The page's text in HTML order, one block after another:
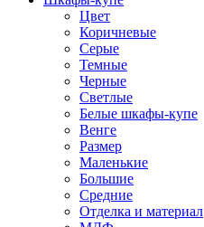
Цвет
Коричневые
Серые
Темные
Черные
Светлые
Белые шкафы-купе
Венге
Размер
Маленькие
Большие
Средние
Отделка и материал